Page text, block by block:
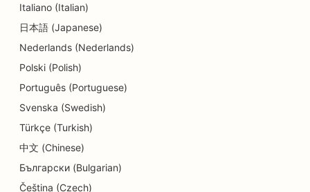
SEO restoranams
SEO keksiukų parduotuvėms
SEO švietimo ir vaikų priežiūros paslaugoms
SEO parduotuvėms, kuriose prekiaujama
keksiukais
SEO elektrikams
Italiano (Italian)
日本語 (Japanese)
Nederlands (Nederlands)
Polski (Polish)
Português (Portuguese)
Svenska (Swedish)
Türkçe (Turkish)
中文 (Chinese)
Български (Bulgarian)
Čeština (Czech)